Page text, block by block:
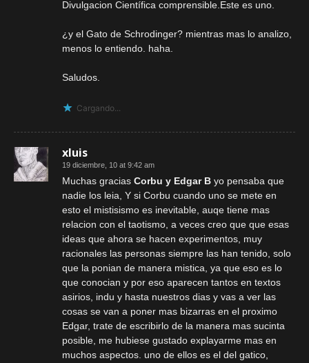
Divulgacion Científica comprensible.Este es uno.
¿y el Gato de Schrodinger? mientras mas lo analizo,
menos lo entiendo. haha.
Saludos.
Cargando...
xluis
19 diciembre, 10 at 9:42 am
Muchas gracias Corbu y Edgar B yo pensaba que
nadie los leia, Y si Corbu cuando uno se mete en
esto el mistisismo es inevitable, auqe tiene mas
relacion con el taotismo, a veces creo que que esas
ideas que ahora se hacen experimentos, muy
racionales las personas siempre las han tenido, solo
que la ponian de manera mistica, ya que eso es lo
que conocian y por eso aparecen tantos en textos
asirios, indu y hasta nuestros dias y vas a ver las
cosas se van a poner mas bizarras en el proximo
Edgar, trate de escribirlo de la manera mas sucinta
posible, me hubiese gustado explayarme mas en
muchos aspectos. uno de ellos es el del gatico,